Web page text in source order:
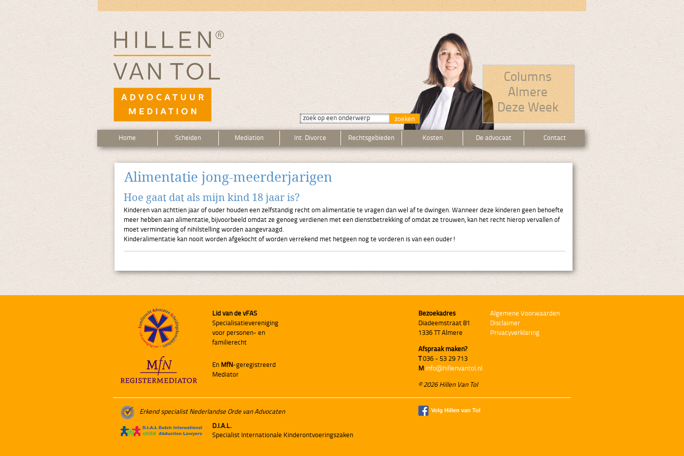
Columns
Almere
Deze Week
Home Scheiden Mediation Int. Divorce Rechtsgebieden Kosten De advocaat Contact
Alimentatie jong-meerderjarigen
Hoe gaat dat als mijn kind 18 jaar is?
Kinderen van achttien jaar of ouder houden een zelfstandig recht om alimentatie te vragen dan wel af te dwingen. Wanneer deze kinderen geen behoefte
meer hebben aan alimentatie, bijvoorbeeld omdat ze genoeg verdienen met een dienstbetrekking of omdat ze trouwen, kan het recht hierop vervallen of
moet vermindering of nihilstelling worden aangevraagd.
Kinderalimentatie kan nooit worden afgekocht of worden verrekend met hetgeen nog te vorderen is van een ouder!
Lid van de vFAS
Specialisatievereniging
voor personen- en
familierecht
En MfN-geregistreerd
Mediator
Bezoekadres
Diadeemstraat 81
1336 TT Almere
Afspraak maken?
036 - 53 29 713
M info@hillenvantol.nl
© 2026 Hillen Van Tol
Algemene Voorwaarden
Disclaimer
Privacyverklaring
Erkend specialist Nederlandse Orde van Advocaten
D.I.A.L.
Specialist Internationale Kinderontvoeringszaken
Volg Hillen van Tol